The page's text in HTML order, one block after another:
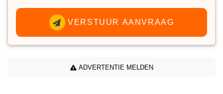
VERSTUUR AANVRAAG
ADVERTENTIE MELDEN